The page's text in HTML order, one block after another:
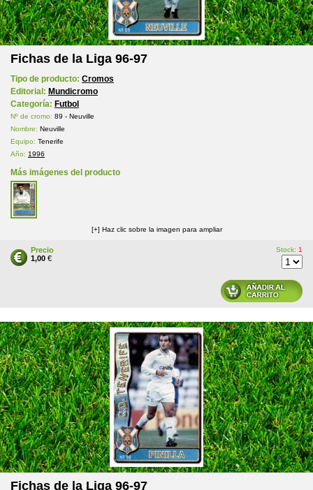
Fichas de la Liga 96-97
Tipo de producto: Cromos
Editorial: Mundicromo
Categoría: Futbol
Nº de cromo: 89 - Neuville
Nombre: Neuville
Equipo: Tenerife
Año: 1996
Más imágenes del producto
[+] Haz clic sobre la imagen para ampliar
Precio
1,00 €
Stock: 1
Fichas de la Liga 96-97